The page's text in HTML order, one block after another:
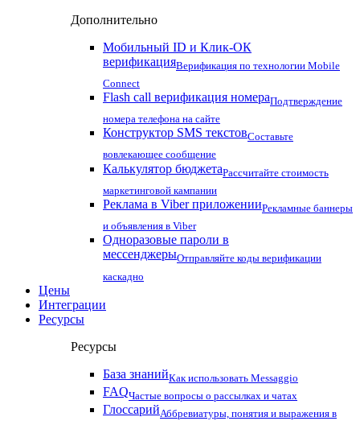
Дополнительно
Мобильный ID и Клик-ОК
верификацияВерификация по технологии Mobile
Connect
Flash call верификация номераПодтверждение
номера телефона на сайте
Конструктор SMS текстовСоставьте
вовлекающее сообщение
Калькулятор бюджетаРассчитайте стоимость
маркетинговой кампании
Реклама в Viber приложенииРекламные баннеры
и объявления в Viber
Одноразовые пароли в
мессенджерыОтправляйте коды верификации
каскадно
Цены
Интеграции
Ресурсы
Ресурсы
База знанийКак использовать Messaggio
FAQЧастые вопросы о рассылках и чатах
ГлоссарийАббревиатуры, понятия и выражения в